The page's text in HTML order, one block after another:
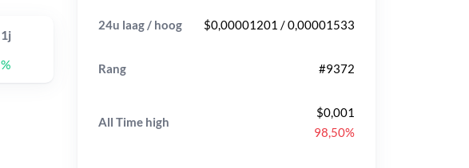
1j
%
24u laag / hoog $0,00001201 / 0,00001533
Rang #9372
All Time high
$0,001
98,50%